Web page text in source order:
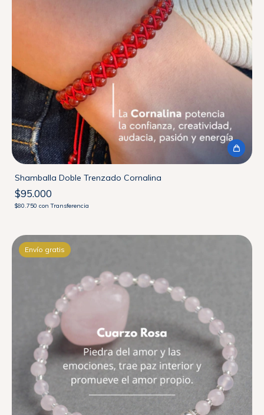
Shamballa Doble Trenzado Cornalina
$95.000
$80.750 con Transferencia
Envío gratis